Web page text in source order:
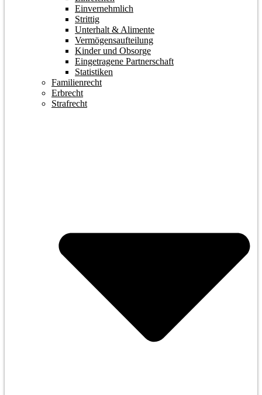
Einvernehmlich
Strittig
Unterhalt & Alimente
Vermögensaufteilung
Kinder und Obsorge
Eingetragene Partnerschaft
Statistiken
Familienrecht
Erbrecht
Strafrecht